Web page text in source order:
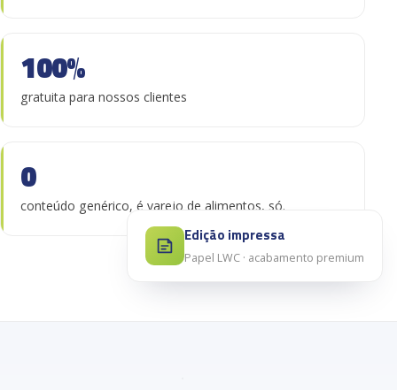
100%
gratuita para nossos clientes
0
conteúdo genérico, é varejo de alimentos, só.
Edição impressa
Papel LWC · acabamento premium